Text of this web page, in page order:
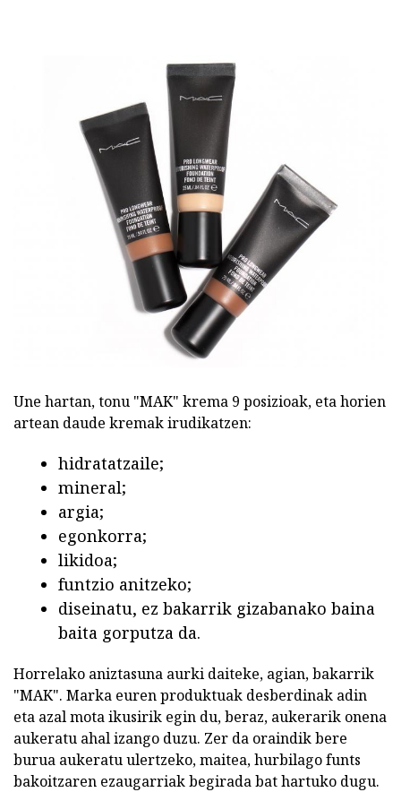
Une hartan, tonu "MAK" krema 9 posizioak, eta horien
artean daude kremak irudikatzen:
hidratatzaile;
mineral;
argia;
egonkorra;
likidoa;
funtzio anitzeko;
diseinatu, ez bakarrik gizabanako baina
baita gorputza da.
Horrelako aniztasuna aurki daiteke, agian, bakarrik
"MAK". Marka euren produktuak desberdinak adin
eta azal mota ikusirik egin du, beraz, aukerarik onena
aukeratu ahal izango duzu. Zer da oraindik bere
burua aukeratu ulertzeko, maitea, hurbilago funts
bakoitzaren ezaugarriak begirada bat hartuko dugu.